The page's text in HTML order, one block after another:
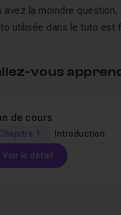
avez la moindre
utilisée dans le tuto est
vous
de cours
1 Introduction
Voir le détail